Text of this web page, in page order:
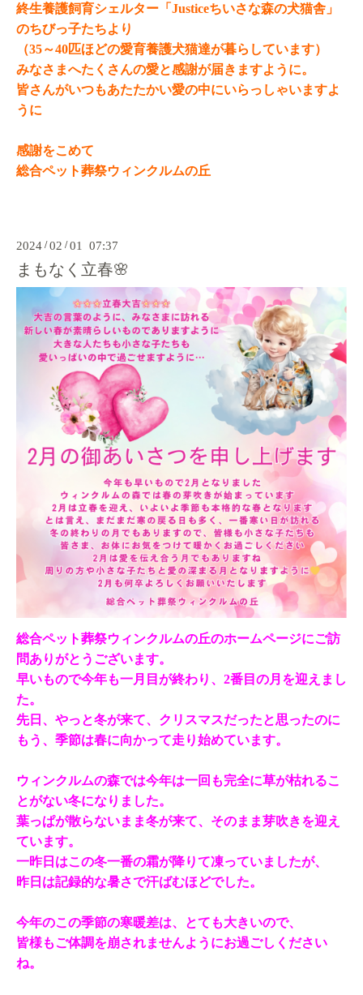
終生養護飼育シェルター「Justiceちいさな森の犬猫舎」
のちびっ子たちより
（35～40匹ほどの愛育養護犬猫達が暮らしています）
みなさまへたくさんの愛と感謝が届きますように。
皆さんがいつもあたたかい愛の中にいらっしゃいますよ
うに
感謝をこめて
総合ペット葬祭ウィンクルムの丘
2024 /02 /01 07:37
まもなく立春🌸
総合ペット葬祭ウィンクルムの丘のホームページにご訪
問ありがとうございます。
早いもので今年も一月目が終わり、2番目の月を迎えまし
た。
先日、やっと冬が来て、クリスマスだったと思ったのに
もう、季節は春に向かって走り始めています。
ウィンクルムの森では今年は一回も完全に草が枯れるこ
とがない冬になりました。
葉っぱが散らないまま冬が来て、そのまま芽吹きを迎え
ています。
一昨日はこの冬一番の霜が降りて凍っていましたが、
昨日は記録的な暑さで汗ばむほどでした。
今年のこの季節の寒暖差は、とても大きいので、
皆様もご体調を崩されませんようにお過ごしください
ね。